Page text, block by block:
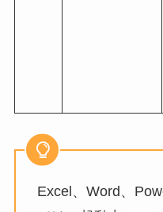
Excel、Word、